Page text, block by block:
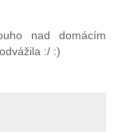
nad domácím
:/ :)